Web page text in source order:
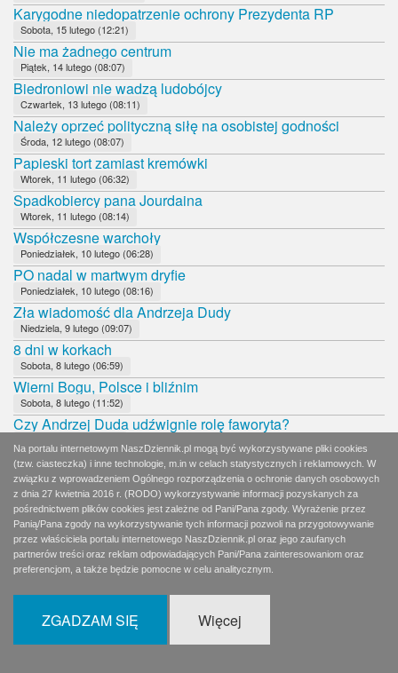
Karygodne niedopatrzenie ochrony Prezydenta RP
Sobota, 15 lutego (12:21)
Nie ma żadnego centrum
Piątek, 14 lutego (08:07)
Biedroniowi nie wadzą ludobójcy
Czwartek, 13 lutego (08:11)
Należy oprzeć polityczną siłę na osobistej godności
Środa, 12 lutego (08:07)
Papieski tort zamiast kremówki
Wtorek, 11 lutego (06:32)
Spadkobiercy pana Jourdaina
Wtorek, 11 lutego (08:14)
Współczesne warchoły
Poniedziałek, 10 lutego (06:28)
PO nadal w martwym dryfie
Poniedziałek, 10 lutego (08:16)
Zła wiadomość dla Andrzeja Dudy
Niedziela, 9 lutego (09:07)
8 dni w korkach
Sobota, 8 lutego (06:59)
Wierni Bogu, Polsce i bliźnim
Sobota, 8 lutego (11:52)
Czy Andrzej Duda udźwignie rolę faworyta?
Dobrane towarzystwo: Hołownia, Jachira, Palikot
Czwartek, 6 lutego (02:06)
Pidżama, rogi i marihuana
Czwartek, 6 lutego (08:12)
Hołownia w utartych koleinach
Środa, 5 lutego (08:12)
Brawo!
Wtorek, 4 lutego (08:11)
SIeroty po PRL chcą Nobla dla Turskiego
Na portalu internetowym NaszDziennik.pl mogą być wykorzystywane pliki cookies
(tzw. ciasteczka) i inne technologie, m.in w celach statystycznych i reklamowych. W
związku z wprowadzeniem Ogólnego rozporządzenia o ochronie danych osobowych
z dnia 27 kwietnia 2016 r. (RODO) wykorzystywanie informacji pozyskanych za
pośrednictwem plików cookies jest zależne od Pani/Pana zgody. Wyrażenie przez
Panią/Pana zgody na wykorzystywanie tych informacji pozwoli na przygotowywanie
przez właściciela portalu internetowego NaszDziennik.pl oraz jego zaufanych
partnerów treści oraz reklam odpowiadających Pani/Pana zainteresowaniom oraz
preferencjom, a także będzie pomocne w celu analitycznym.
ZGADZAM SIĘ Więcej